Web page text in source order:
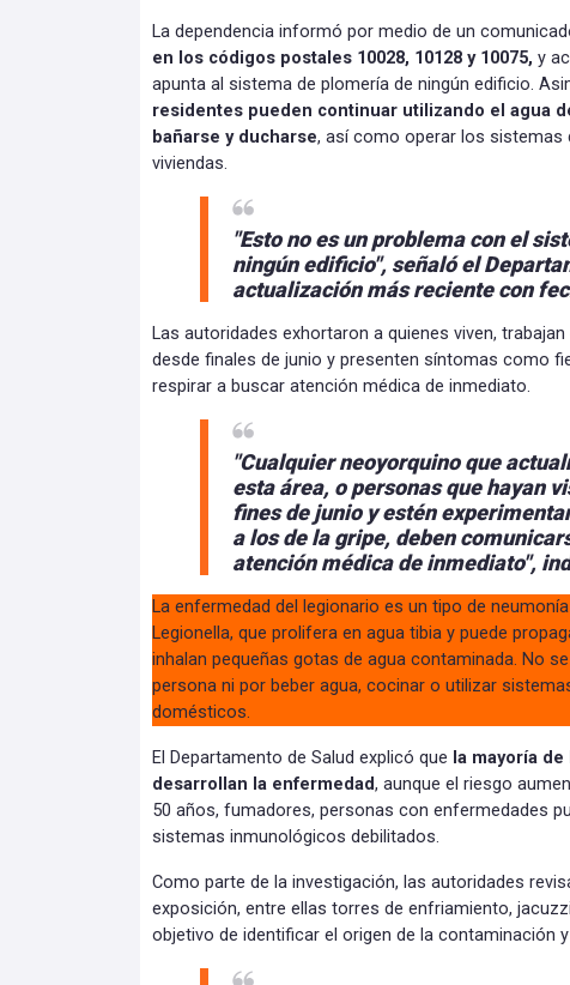
La dependencia informó por medio de un
en los códigos postales 10028, 10128 y 10075, y
apunta al sistema de plomería de ningún edificio.
residentes pueden continuar utilizando el agua
bañarse y ducharse, así como operar los sistemas
viviendas.
"Esto no es un problema con el
ningún edificio", señaló el
actualización más reciente con
Las autoridades exhortaron a quienes viven,
desde finales de junio y presenten síntomas como
respirar a buscar atención médica de inmediato.
"Cualquier neoyorquino que
esta área, o personas que hayan
fines de junio y estén
a los de la gripe, deben
atención médica de inmediato",
La enfermedad del legionario es un tipo de
Legionella, que prolifera en agua tibia y puede
inhalan pequeñas gotas de agua contaminada. No
persona ni por beber agua, cocinar o utilizar
domésticos.
El Departamento de Salud explicó que la mayoría
desarrollan la enfermedad, aunque el riesgo
50 años, fumadores, personas con enfermedades
sistemas inmunológicos debilitados.
Como parte de la investigación, las autoridades
exposición, entre ellas torres de enfriamiento,
objetivo de identificar el origen de la contaminación